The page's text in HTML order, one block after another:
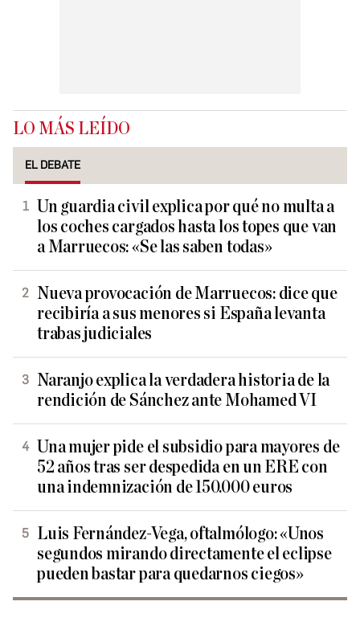
LO MÁS LEÍDO
EL DEBATE
Un guardia civil explica por qué no multa a
los coches cargados hasta los topes que van
a Marruecos: «Se las saben todas»
Nueva provocación de Marruecos: dice que
recibiría a sus menores si España levanta
trabas judiciales
Naranjo explica la verdadera historia de la
rendición de Sánchez ante Mohamed VI
Una mujer pide el subsidio para mayores de
52 años tras ser despedida en un ERE con
una indemnización de 150.000 euros
Luis Fernández-Vega, oftalmólogo: «Unos
segundos mirando directamente el eclipse
pueden bastar para quedarnos ciegos»